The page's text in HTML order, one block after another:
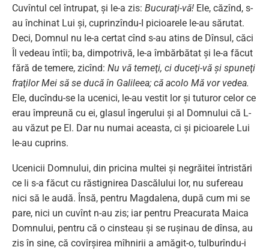
Cuvîntul cel întrupat, şi le-a zis: Bucuraţi-vă! Ele, căzînd, s-
au închinat Lui şi, cuprinzîndu-I picioarele le-au sărutat.
Deci, Domnul nu le-a certat cînd s-au atins de Dînsul, căci
Îl vedeau întîi; ba, dimpotrivă, le-a îmbărbătat şi le-a făcut
fără de temere, zicînd: Nu vă temeţi, ci duceţi-vă şi spuneţi
fraţilor Mei să se ducă în Galileea; că acolo Mă vor vedea.
Ele, ducîndu-se la ucenici, le-au vestit lor şi tuturor celor ce
erau împreună cu ei, glasul îngerului şi al Domnului că L-
au văzut pe El. Dar nu numai aceasta, ci şi picioarele Lui
le-au cuprins.
Ucenicii Domnului, din pricina multei şi negrăitei întristări
ce li s-a făcut cu răstignirea Dascălului lor, nu sufereau
nici să le audă. Însă, pentru Magdalena, după cum mi se
pare, nici un cuvînt n-au zis; iar pentru Preacurata Maica
Domnului, pentru că o cinsteau şi se ruşinau de dînsa, au
zis în sine, că covîrşirea mîhnirii a amăgit-o, tulburîndu-i